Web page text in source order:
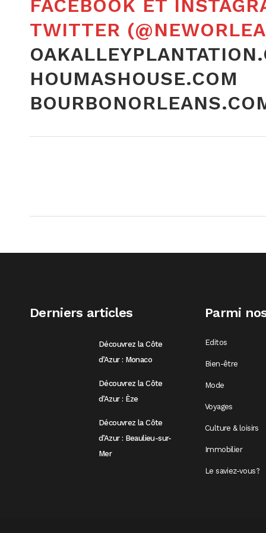
FACEBOOK ET
TWITTER
HOUMASHOUSE.COM
Derniers articles
Découvrez la Côte
d’Azur : Monaco
Découvrez la Côte
d’Azur : Èze
Découvrez la Côte
d’Azur : Beaulieu-sur-
Mer
Parmi
Editos
Bien-être
Mode
Voyages
Culture & loisirs
Immobilier
Le saviez-vous?